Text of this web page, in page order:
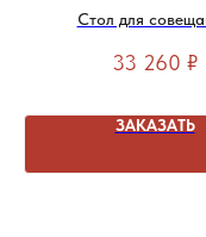
Стол для
столешницы
33 260 ₽
ЗАКАЗАТЬ